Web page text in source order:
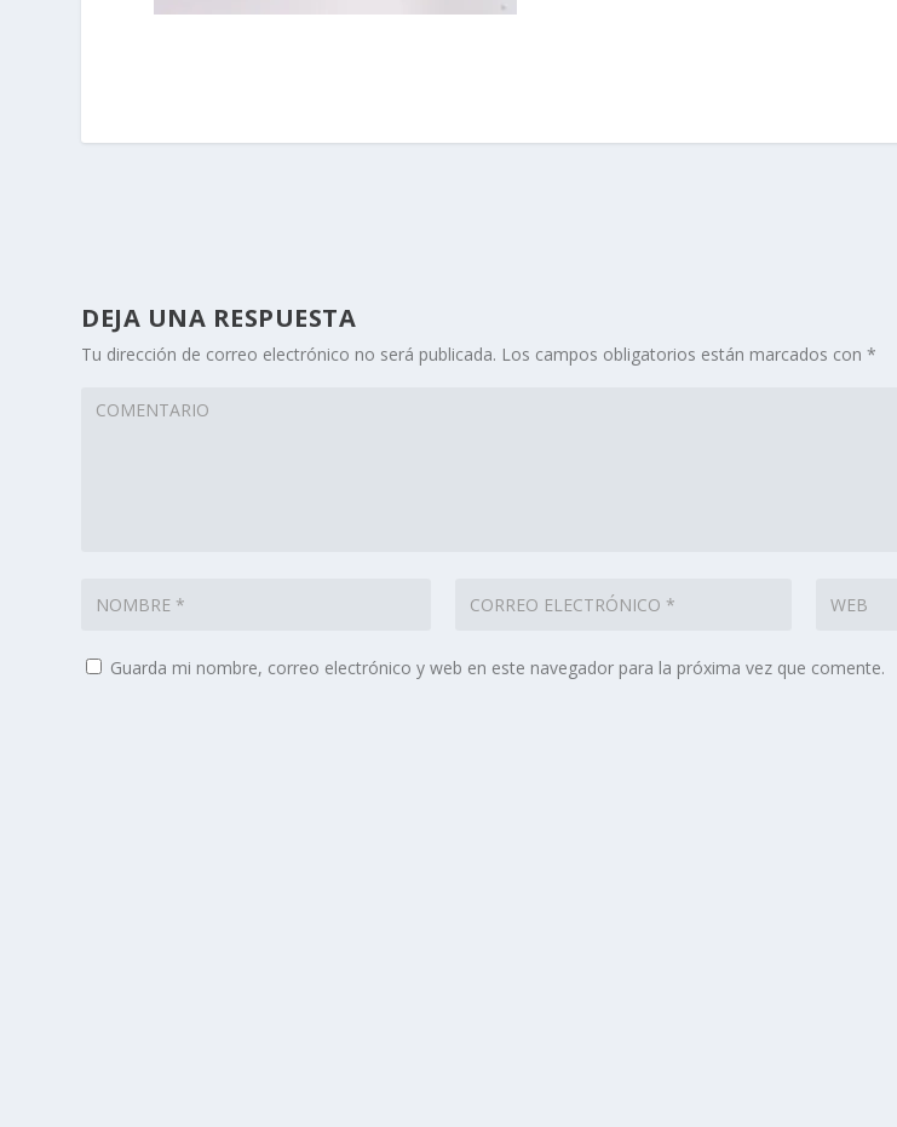
DEJA UNA RESPUESTA
Tu dirección de correo electrónico no será publicada. Los campos obligatorios están marcados con*
Guarda mi nombre, correo electrónico y web en este navegador para la próxima vez que comente.